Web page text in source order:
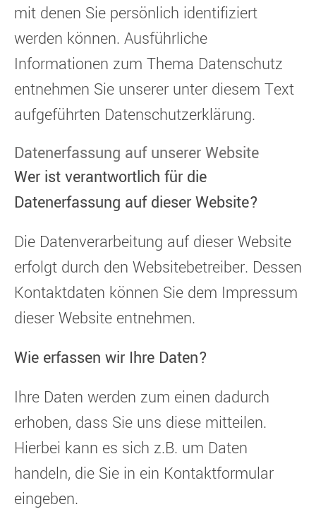
mit denen Sie persönlich identifiziert
werden können. Ausführliche
Informationen zum Thema Datenschutz
entnehmen Sie unserer unter diesem Text
aufgeführten Datenschutzerklärung.
Datenerfassung auf unserer Website
Wer ist verantwortlich für die
Datenerfassung auf dieser Website?
Die Datenverarbeitung auf dieser Website
erfolgt durch den Websitebetreiber. Dessen
Kontaktdaten können Sie dem Impressum
dieser Website entnehmen.
Wie erfassen wir Ihre Daten?
Ihre Daten werden zum einen dadurch
erhoben, dass Sie uns diese mitteilen.
Hierbei kann es sich z.B. um Daten
handeln, die Sie in ein Kontaktformular
eingeben.